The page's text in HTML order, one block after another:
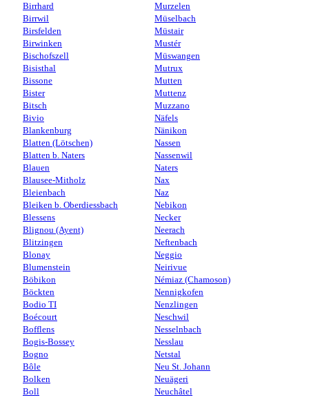
Birrhard
Birrwil
Birsfelden
Birwinken
Bischofszell
Bisisthal
Bissone
Bister
Bitsch
Bivio
Blankenburg
Blatten (Lötschen)
Blatten b. Naters
Blauen
Blausee-Mitholz
Bleienbach
Bleiken b. Oberdiessbach
Blessens
Blignou (Ayent)
Blitzingen
Blonay
Blumenstein
Böbikon
Böckten
Bodio TI
Boécourt
Bofflens
Bogis-Bossey
Bogno
Bôle
Bolken
Boll
Murzelen
Müselbach
Müstair
Mustér
Müswangen
Mutrux
Mutten
Muttenz
Muzzano
Näfels
Nänikon
Nassen
Nassenwil
Naters
Nax
Naz
Nebikon
Necker
Neerach
Neftenbach
Neggio
Neirivue
Némiaz (Chamoson)
Nennigkofen
Nenzlingen
Neschwil
Nesselnbach
Nesslau
Netstal
Neu St. Johann
Neuägeri
Neuchâtel